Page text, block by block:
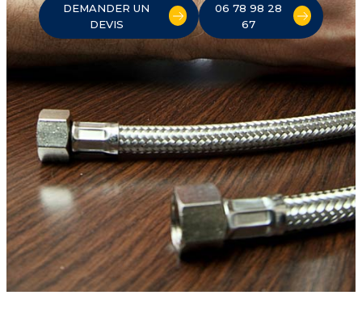
DEMANDER UN
DEVIS
06 78 98 28
67